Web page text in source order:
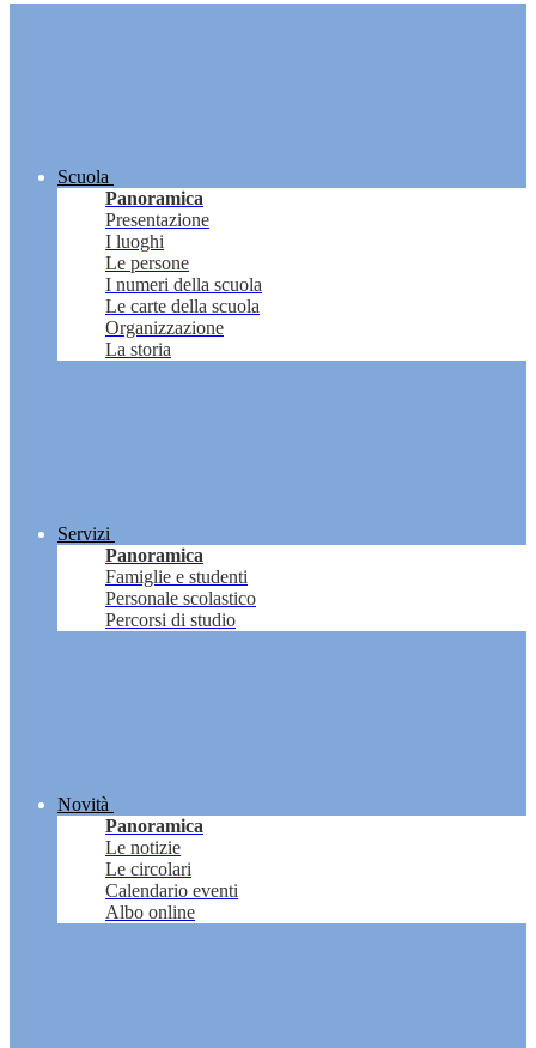
Scuola
Panoramica
Presentazione
I luoghi
Le persone
I numeri della scuola
Le carte della scuola
Organizzazione
La storia
Servizi
Panoramica
Famiglie e studenti
Personale scolastico
Percorsi di studio
Novità
Panoramica
Le notizie
Le circolari
Calendario eventi
Albo online